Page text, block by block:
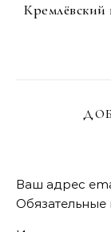
Кремлёвский
Ваш адрес